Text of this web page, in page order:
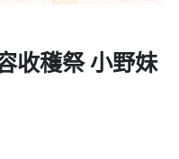
收穫祭 小野妹